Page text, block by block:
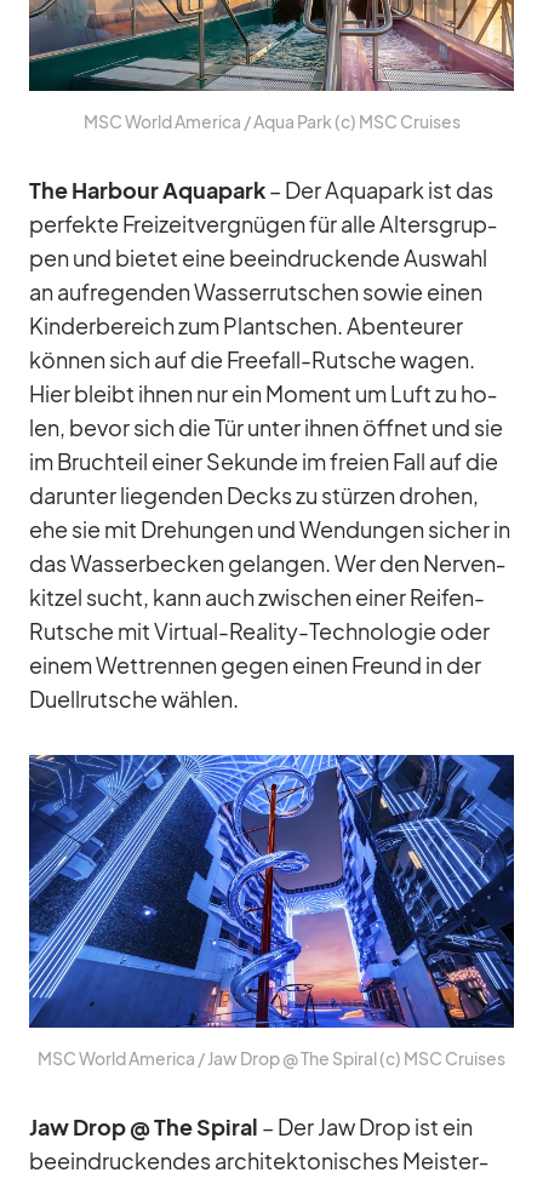
MSC World Ame­rica /​ Aqua Park (c) MSC Crui­ses
The Har­bour Aqua­park– Der Aqua­park ist das
per­fekte Frei­zeit­ver­gnü­gen für alle Al­ters­grup­
pen und bie­tet eine be­ein­dru­ckende Aus­wahl
an auf­re­gen­den Was­ser­rut­schen so­wie ei­nen
Kin­der­be­reich zum Plant­schen. Aben­teu­rer
kön­nen sich auf die Free­fall-Rut­sche wa­gen.
Hier bleibt ih­nen nur ein Mo­ment um Luft zu ho­
len, be­vor sich die Tür un­ter ih­nen öff­net und sie
im Bruch­teil ei­ner Se­kunde im freien Fall auf die
dar­un­ter lie­gen­den Decks zu stür­zen dro­hen,
ehe sie mit Dre­hun­gen und Wen­dun­gen si­cher in
das Was­ser­be­cken ge­lan­gen. Wer den Ner­ven­
kit­zel sucht, kann auch zwi­schen ei­ner Rei­fen-
Rut­sche mit Vir­tual-Rea­lity-Tech­no­lo­gie oder
ei­nem Wett­ren­nen ge­gen ei­nen Freund in der
Du­ell­rut­sche wäh­len.
MSC World Ame­rica /​ Jaw Drop @ The Spi­ral (c) MSC Crui­ses
Jaw Drop @ The Spi­ral – Der Jaw Drop ist ein
be­ein­dru­cken­des ar­chi­tek­to­ni­sches Meis­ter­